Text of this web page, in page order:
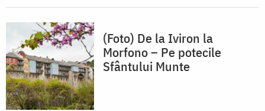
(Foto) De la Iviron la
Morfono – Pe potecile
Sfântului Munte